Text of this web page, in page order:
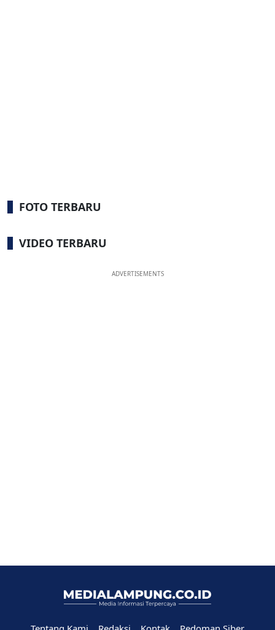
FOTO TERBARU
VIDEO TERBARU
ADVERTISEMENTS